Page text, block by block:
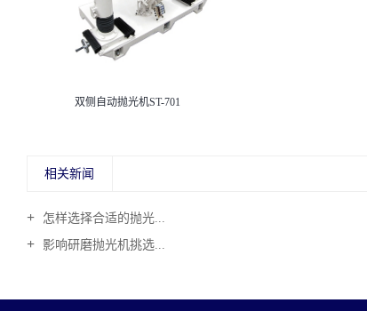
双侧自动抛光机ST-701
相关新闻
怎样选择合适的抛光...
影响研磨抛光机挑选...